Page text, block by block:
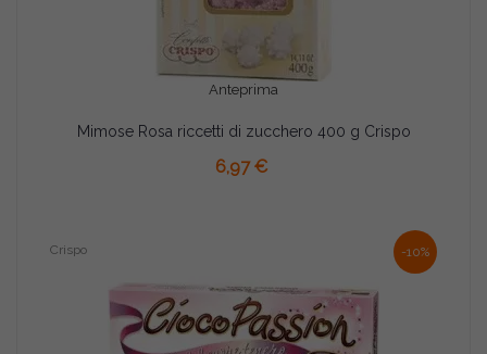
Anteprima
Mimose Rosa riccetti di zucchero 400 g Crispo
6,97 €
-10%
Crispo